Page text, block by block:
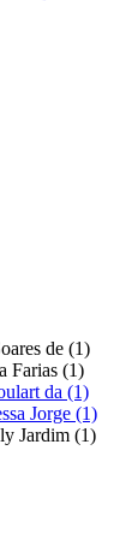
de (1)
Farias (1)
da (1)
Jorge (1)
Jardim (1)